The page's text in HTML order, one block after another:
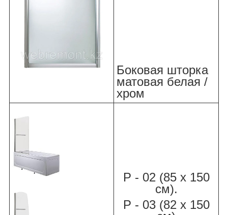
Боковая шторка
матовая белая /
хром
Р - 02 (85 х 150
см).
Р - 03 (82 х 150